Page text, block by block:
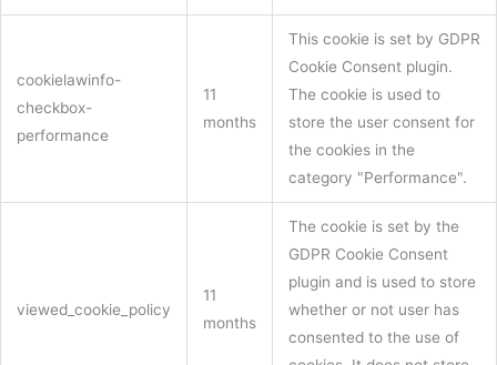
cookielawinfo-
checkbox-
performance
11
months
This cookie is set by GDPR
Cookie Consent plugin.
The cookie is used to
store the user consent for
the cookies in the
category "Performance".
viewed_cookie_policy
11
months
The cookie is set by the
GDPR Cookie Consent
plugin and is used to store
whether or not user has
consented to the use of